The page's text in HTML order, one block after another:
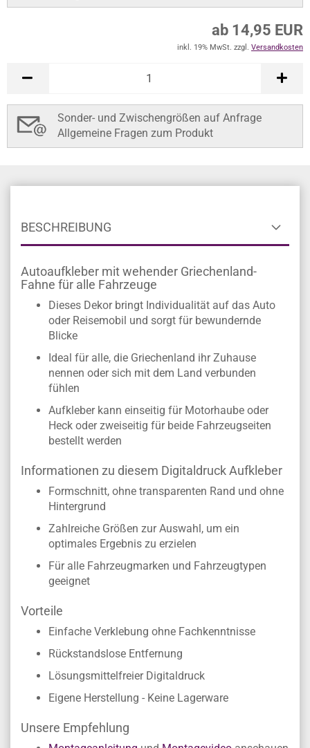
ab 14,95 EUR
inkl. 19% MwSt. zzgl. Versandkosten
Sonder- und Zwischengrößen auf Anfrage
Allgemeine Fragen zum Produkt
BESCHREIBUNG
Autoaufkleber mit wehender Griechenland-
Fahne für alle Fahrzeuge
Dieses Dekor bringt Individualität auf das Auto
oder Reisemobil und sorgt für bewundernde
Blicke
Ideal für alle, die Griechenland ihr Zuhause
nennen oder sich mit dem Land verbunden
fühlen
Aufkleber kann einseitig für Motorhaube oder
Heck oder zweiseitig für beide Fahrzeugseiten
bestellt werden
Informationen zu diesem Digitaldruck Aufkleber
Formschnitt, ohne transparenten Rand und ohne
Hintergrund
Zahlreiche Größen zur Auswahl, um ein
optimales Ergebnis zu erzielen
Für alle Fahrzeugmarken und Fahrzeugtypen
geeignet
Vorteile
Einfache Verklebung ohne Fachkenntnisse
Rückstandslose Entfernung
Lösungsmittelfreier Digitaldruck
Eigene Herstellung - Keine Lagerware
Unsere Empfehlung